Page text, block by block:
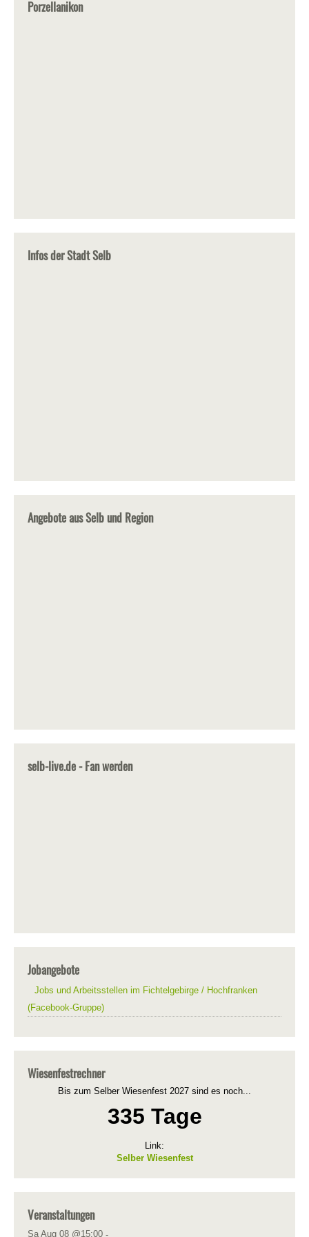
Porzellanikon
Infos der Stadt Selb
Angebote aus Selb und Region
selb-live.de - Fan werden
Jobangebote
Jobs und Arbeitsstellen im Fichtelgebirge / Hochfranken
(Facebook-Gruppe)
Wiesenfestrechner
Bis zum Selber Wiesenfest 2027 sind es noch...
335 Tage
Link:
Selber Wiesenfest
Veranstaltungen
Sa Aug 08 @15:00 -